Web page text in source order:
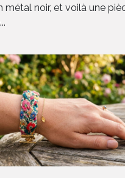
métal noir, et voilà une